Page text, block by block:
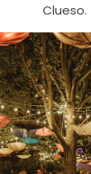
Clueso.